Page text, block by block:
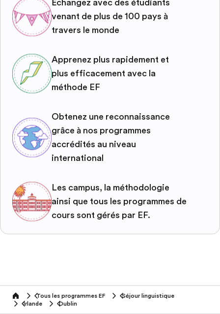
Échangez avec des étudiants
venant de plus de 100 pays à
travers le monde
Apprenez plus rapidement et
plus efficacement avec la
méthode EF
Obtenez une reconnaissance
grâce à nos programmes
accrédités au niveau
international
Les campus, la méthodologie
ainsi que tous les programmes de
cours sont gérés par EF.
home Tous les programmes EF
Séjour linguistique
Irlande
Dublin